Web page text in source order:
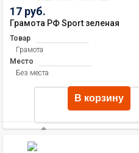
17 руб.
Грамота РФ Sport зеленая
Товар
Грамота
Место
Без места
В корзину